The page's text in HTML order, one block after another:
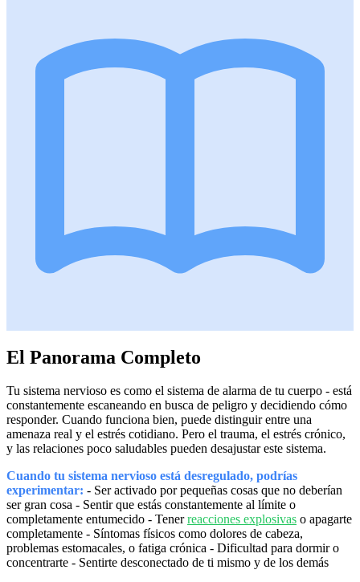
El Panorama Completo
Tu sistema nervioso es como el sistema de alarma de tu cuerpo - está
constantemente escaneando en busca de peligro y decidiendo cómo
responder. Cuando funciona bien, puede distinguir entre una
amenaza real y el estrés cotidiano. Pero el trauma, el estrés crónico,
y las relaciones poco saludables pueden desajustar este sistema.
Cuando tu sistema nervioso está desregulado, podrías
experimentar: - Ser activado por pequeñas cosas que no deberían
ser gran cosa - Sentir que estás constantemente al límite o
completamente entumecido - Tenerreacciones explosivas o apagarte
completamente - Síntomas físicos como dolores de cabeza,
problemas estomacales, o fatiga crónica - Dificultad para dormir o
concentrarte - Sentirte desconectado de ti mismo y de los demás